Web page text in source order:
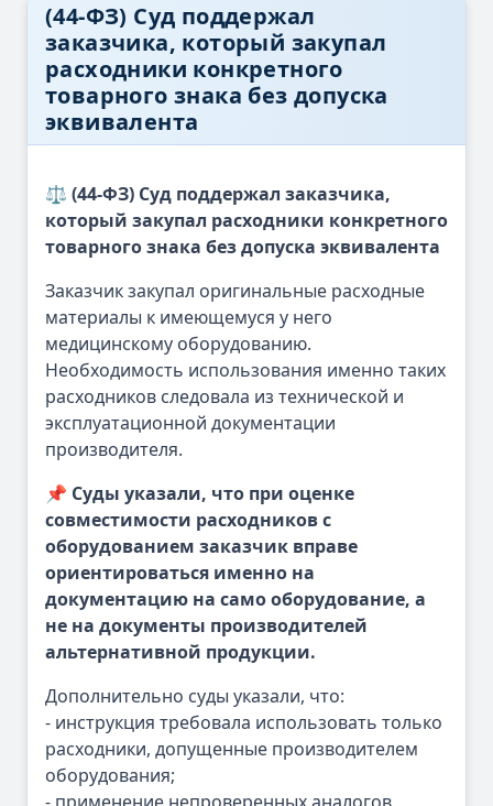
(44-ФЗ) Суд поддержал
заказчика, который закупал
расходники конкретного
товарного знака без допуска
эквивалента
⚖️ (44-ФЗ) Суд поддержал заказчика,
который закупал расходники конкретного
товарного знака без допуска эквивалента
Заказчик закупал оригинальные расходные
материалы к имеющемуся у него
медицинскому оборудованию.
Необходимость использования именно таких
расходников следовала из технической и
эксплуатационной документации
производителя.
📌 Суды указали, что при оценке
совместимости расходников с
оборудованием заказчик вправе
ориентироваться именно на
документацию на само оборудование, а
не на документы производителей
альтернативной продукции.
Дополнительно суды указали, что:
- инструкция требовала использовать только
расходники, допущенные производителем
оборудования;